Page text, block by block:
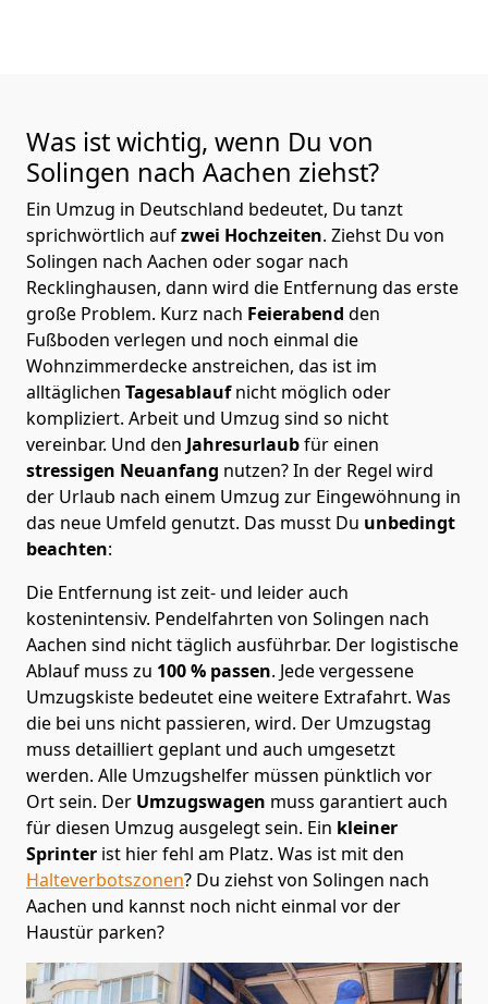
Was ist wichtig, wenn Du von
Solingen nach Aachen ziehst?
Ein Umzug in Deutschland bedeutet, Du tanzt
sprichwörtlich aufzwei Hochzeiten. Ziehst Du von
Solingen nach Aachen oder sogar nach
Recklinghausen, dann wird die Entfernung das erste
große Problem. Kurz nach Feierabend den
Fußboden verlegen und noch einmal die
Wohnzimmerdecke anstreichen, das ist im
alltäglichen Tagesablaufnicht möglich oder
kompliziert. Arbeit und Umzug sind so nicht
vereinbar. Und den Jahresurlaubfür einen
stressigen Neuanfang nutzen? In der Regel wird
der Urlaub nach einem Umzug zur Eingewöhnung in
das neue Umfeld genutzt. Das musst Du unbedingt
beachten:
Die Entfernung ist zeit- und leider auch
kostenintensiv. Pendelfahrten von Solingen nach
Aachen sind nicht täglich ausführbar. Der logistische
Ablauf muss zu 100 % passen. Jede vergessene
Umzugskiste bedeutet eine weitere Extrafahrt. Was
die bei uns nicht passieren, wird. Der Umzugstag
muss detailliert geplant und auch umgesetzt
werden. Alle Umzugshelfer müssen pünktlich vor
Ort sein. Der Umzugswagen muss garantiert auch
für diesen Umzug ausgelegt sein. Ein kleiner
Sprinter ist hier fehl am Platz. Was ist mit den
Halteverbotszonen? Du ziehst von Solingen nach
Aachen und kannst noch nicht einmal vor der
Haustür parken?